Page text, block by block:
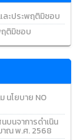
ละประพฤติมิชอบ
ฤติมิชอบ
นโยบาย NO
บนจาการดำเนิน
าณ พ.ศ. 2568